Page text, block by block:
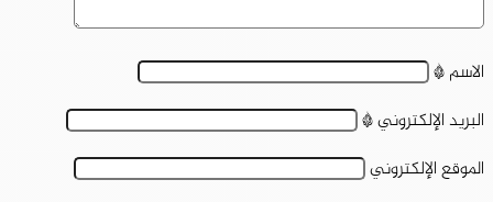
الاسم*
البريد الإلكتروني*
الموقع الإلكتروني